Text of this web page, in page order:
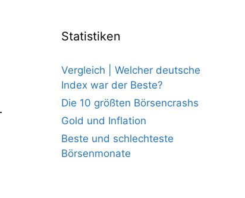
Statistiken
Vergleich | Welcher deutsche
Index war der Beste?
Die 10 größten Börsencrashs
Gold und Inflation
Beste und schlechteste
Börsenmonate